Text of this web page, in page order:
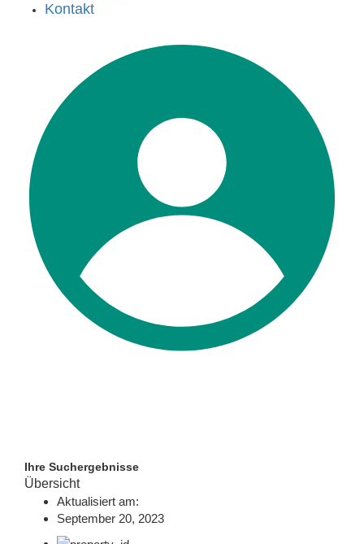
Kontakt
Ihre Suchergebnisse
Übersicht
Aktualisiert am:
September 20, 2023